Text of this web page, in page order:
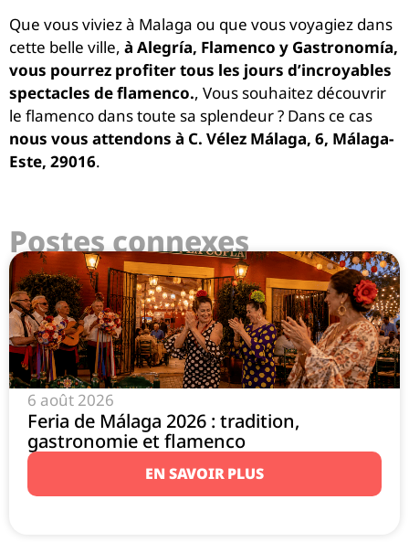
Que vous viviez à Malaga ou que vous voyagiez dans
cette belle ville, à Alegría, Flamenco y Gastronomía,
vous pourrez profiter tous les jours d’incroyables
spectacles de flamenco., Vous souhaitez découvrir
le flamenco dans toute sa splendeur ? Dans ce cas
nous vous attendons à C. Vélez Málaga, 6, Málaga-
Este, 29016.
Postes connexes
6 août 2026
Feria de Málaga 2026 : tradition,
gastronomie et flamenco
EN SAVOIR PLUS